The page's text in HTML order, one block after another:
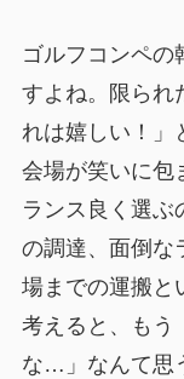
ゴルフコンペの
すよね。限られ
れは嬉しい！」
会場が笑いに包
ランス良く選ぶ
の調達、面倒な
場までの運搬と
考えると、もう
な…」なんて思